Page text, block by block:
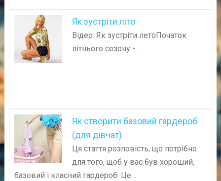
Як зустріти літо
Відео: Як зустріти летоПочаток
літнього сезону -…
Як створити базовий гардероб
(для дівчат)
Ця стаття розповість, що потрібно
для того, щоб у вас був хороший,
базовий і класний гардероб. Це…